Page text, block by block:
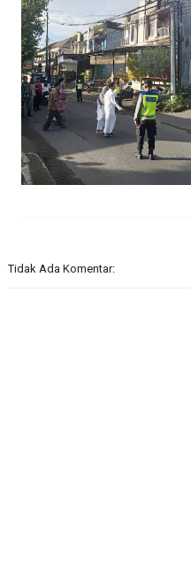
Tidak Ada Komentar: